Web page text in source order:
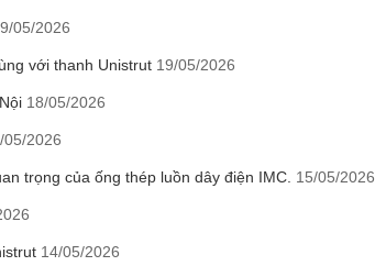
05/2026
với thanh Unistrut 19/05/2026
18/05/2026
05/2026
trọng của ống thép luồn dây điện IMC. 15/05/2026
14/05/2026